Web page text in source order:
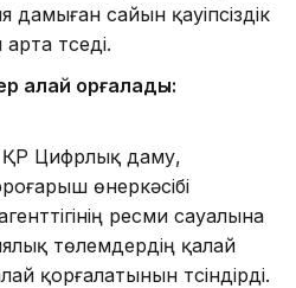
дамыған сайын қауіпсіздік
түседі.
қалай қорғалады:
ҚР Цифрлық даму,
өнеркәсібі
ресми сауалына
төлемдердің қалай
қорғалатынын түсіндірді.